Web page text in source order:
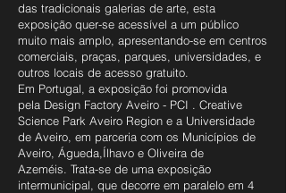
das tradicionais galerias de arte, esta
exposição quer-se acessível a um público
muito mais amplo, apresentando-se em centros
comerciais, praças, parques, universidades, e
outros locais de acesso gratuito.
Em Portugal, a exposição foi promovida
pela Design Factory Aveiro - PCI . Creative
Science Park Aveiro Region e a Universidade
de Aveiro, em parceria com os Municípios de
Aveiro, Águeda,Ílhavo e Oliveira de
Azeméis. Trata-se de uma exposição
intermunicipal, que decorre em paralelo em 4